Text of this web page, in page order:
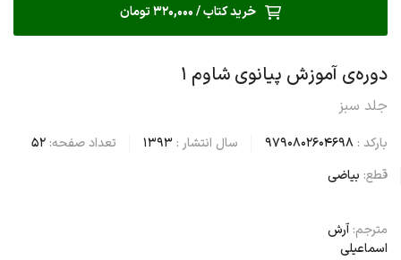
خرید کتاب / 320,000 تومان
دوره‌ی آموزش پیانوی شاوم ۱
جلد سبز
بارکد : 9790802604698 سال انتشار : 1393 تعداد صفحه: 52
قطع: بیاضی
مترجم: آرش
اسماعیلی